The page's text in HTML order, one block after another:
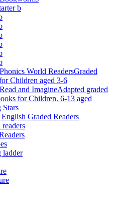
b
World ReadersGraded
Children aged 3-6
and ImagineAdapted graded
for Children. 6-13 aged
Stars
English Graded Readers
ladder